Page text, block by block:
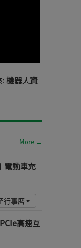
機器人資
More →
電動車充
行事曆
高速互